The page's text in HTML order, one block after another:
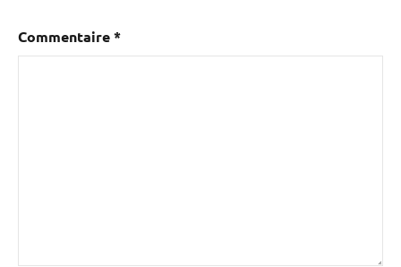
Commentaire*